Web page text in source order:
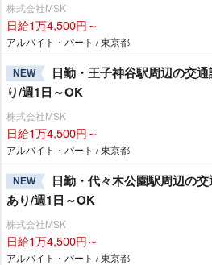
株式会社MSK
日給1万4,500円～
アルバイト・パート / 東京都
NEW
日勤・王子神谷駅周辺の交
り/週1日～OK
株式会社MSK
日給1万4,500円～
アルバイト・パート / 東京都
NEW
日勤・代々木公園駅周辺の
あり/週1日～OK
株式会社MSK
日給1万4,500円～
アルバイト・パート / 東京都